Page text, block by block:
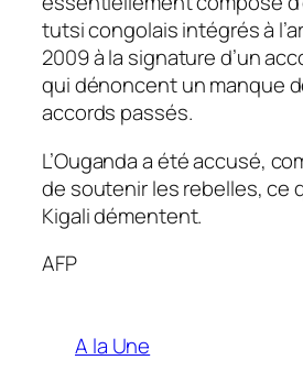
tutsi congolais intégrés à
2009 à la signature d’un
qui dénoncent un manque
accords passés.
L’Ouganda a été accusé,
de soutenir les rebelles, ce
Kigali démentent.
AFP
A la Une